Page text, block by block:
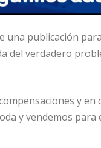
una publicación
del verdadero
y
y vendemos